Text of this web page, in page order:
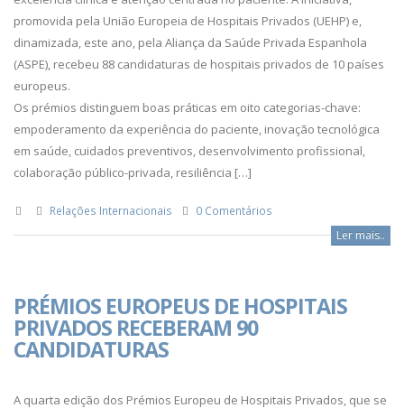
promovida pela União Europeia de Hospitais Privados (UEHP) e,
dinamizada, este ano, pela Aliança da Saúde Privada Espanhola
(ASPE), recebeu 88 candidaturas de hospitais privados de 10 países
europeus.
Os prémios distinguem boas práticas em oito categorias-chave:
empoderamento da experiência do paciente, inovação tecnológica
em saúde, cuidados preventivos, desenvolvimento profissional,
colaboração público-privada, resiliência […]
Relações Internacionais 0 Comentários
Ler mais..
PRÉMIOS EUROPEUS DE HOSPITAIS
PRIVADOS RECEBERAM 90
CANDIDATURAS
A quarta edição dos Prémios Europeu de Hospitais Privados, que se